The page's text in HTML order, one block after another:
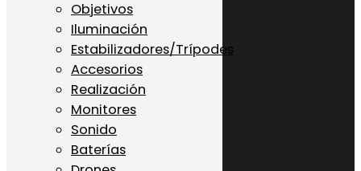
Objetivos
Iluminación
Estabilizadores/Trípodes
Accesorios
Realización
Monitores
Sonido
Baterías